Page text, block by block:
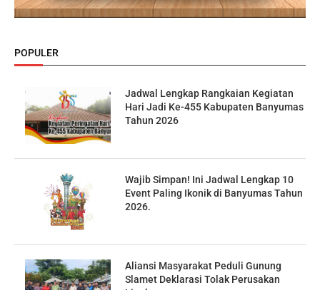
POPULER
Jadwal Lengkap Rangkaian Kegiatan
Hari Jadi Ke-455 Kabupaten Banyumas
Tahun 2026
Wajib Simpan! Ini Jadwal Lengkap 10
Event Paling Ikonik di Banyumas Tahun
2026.
Aliansi Masyarakat Peduli Gunung
Slamet Deklarasi Tolak Perusakan